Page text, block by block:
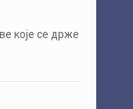
које се држе